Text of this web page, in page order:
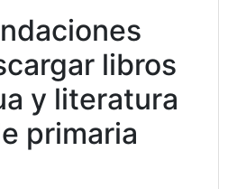
libros
y literatura
primaria